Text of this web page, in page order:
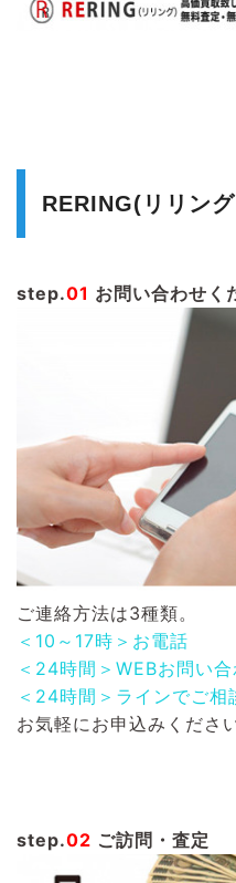
RERING(リリン
step.01 お問い合わせく
ご連絡方法は3種類。
＜10～17時＞お電話
＜24時間＞WEBお問い
＜24時間＞ラインでご相
お気軽にお申込みください
step.02 ご訪問・査定